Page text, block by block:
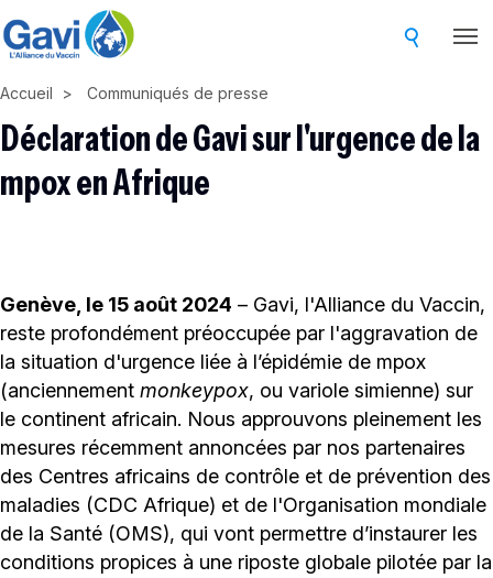
Skip
to
content
Accueil Communiqués de presse
Déclaration de Gavi sur l'urgence de la
mpox en Afrique
Genève, le 15 août 2024 – Gavi, l'Alliance du Vaccin,
reste profondément préoccupée par l'aggravation de
la situation d'urgence liée à l’épidémie de mpox
(anciennement monkeypox, ou variole simienne) sur
le continent africain. Nous approuvons pleinement les
mesures récemment annoncées par nos partenaires
des Centres africains de contrôle et de prévention des
maladies (CDC Afrique) et de l'Organisation mondiale
de la Santé (OMS), qui vont permettre d’instaurer les
conditions propices à une riposte globale pilotée par la